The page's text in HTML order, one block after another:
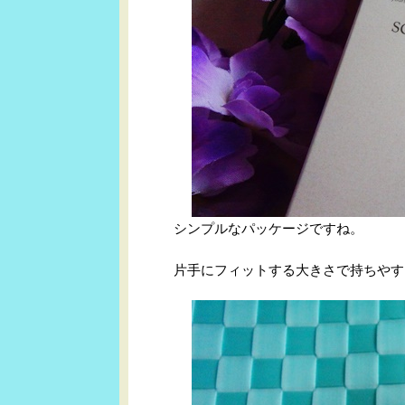
シンプルなパッケージですね。
片手にフィットする大きさで持ちや